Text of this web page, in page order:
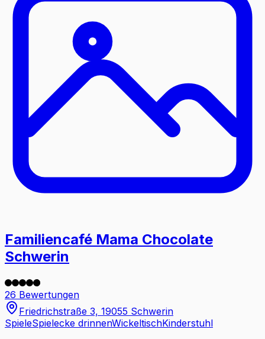
Familiencafé Mama Chocolate
Schwerin
26 Bewertungen
Friedrichstraße 3, 19055 Schwerin
SpieleSpielecke drinnenWickeltischKinderstuhl